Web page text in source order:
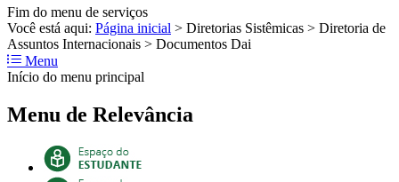
Fim do menu de serviços
Você está aqui: Página inicial > Diretorias Sistêmicas > Diretoria de
Assuntos Internacionais > Documentos Dai
Menu
Início do menu principal
Menu de Relevância